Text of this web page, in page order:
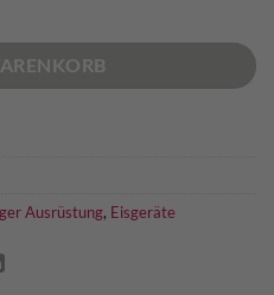
Ausrüstung, Eisgeräte